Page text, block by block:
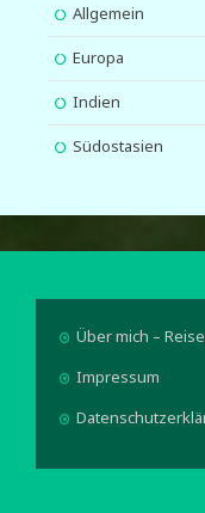
Allgemein
Europa
Indien
Südostasien
Über mich –
Impressum